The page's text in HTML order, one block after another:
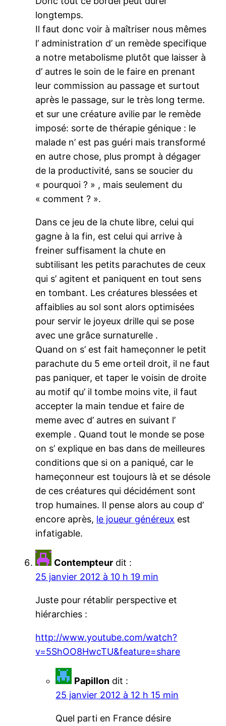
longtemps.
Il faut donc voir à maîtriser nous mêmes
l’ administration d’ un remède specifique
a notre metabolisme plutôt que laisser à
d’ autres le soin de le faire en prenant
leur commission au passage et surtout
après le passage, sur le très long terme.
et sur une créature avilie par le remède
imposé: sorte de thérapie génique : le
malade n’ est pas guéri mais transformé
en autre chose, plus prompt à dégager
de la productivité, sans se soucier du
« pourquoi ? » , mais seulement du
« comment ? ».
Dans ce jeu de la chute libre, celui qui
gagne à la fin, est celui qui arrive à
freiner suffisament la chute en
subtilisant les petits parachutes de ceux
qui s’ agitent et paniquent en tout sens
en tombant. Les créatures blessées et
affaiblies au sol sont alors optimisées
pour servir le joyeux drille qui se pose
avec une grâce surnaturelle .
Quand on s’ est fait hameçonner le petit
parachute du 5 eme orteil droit, il ne faut
pas paniquer, et taper le voisin de droite
au motif qu’ il tombe moins vite, il faut
accepter la main tendue et faire de
meme avec d’ autres en suivant l’
exemple . Quand tout le monde se pose
on s’ explique en bas dans de meilleures
conditions que si on a paniqué, car le
hameçonneur est toujours là et se désole
de ces créatures qui décidément sont
trop humaines. Il pense alors au coup d’
encore après, le joueur généreux est
infatigable.
Contempteur dit :
25 janvier 2012 à 10 h 19 min
Juste pour rétablir perspective et
hiérarchies :
http://www.youtube.com/watch?
v=5ShOO8HwcTU&feature=share
Papillon dit :
25 janvier 2012 à 12 h 15 min
Quel parti en France désire